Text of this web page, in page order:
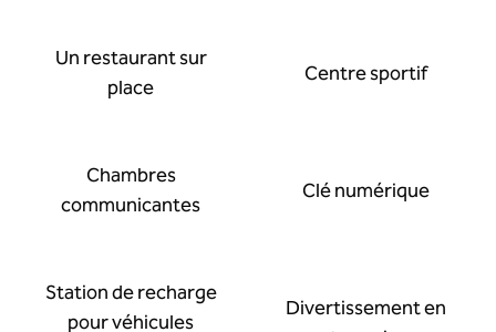
Un restaurant sur
place
Centre sportif
Chambres
communicantes
Clé numérique
Station de recharge
pour véhicules
Divertissement en